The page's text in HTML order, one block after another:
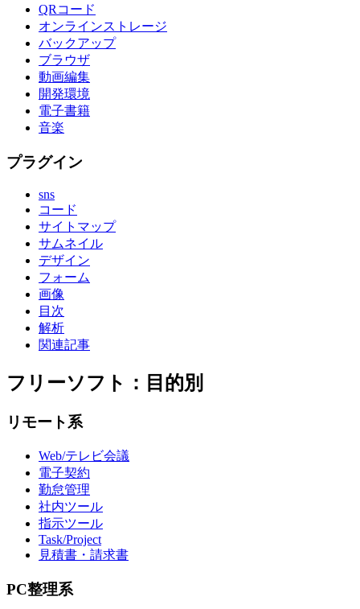
QRコード
オンラインストレージ
バックアップ
ブラウザ
動画編集
開発環境
電子書籍
音楽
プラグイン
sns
コード
サイトマップ
サムネイル
デザイン
フォーム
画像
目次
解析
関連記事
フリーソフト：目的別
リモート系
Web/テレビ会議
電子契約
勤怠管理
社内ツール
指示ツール
Task/Project
見積書・請求書
PC整理系